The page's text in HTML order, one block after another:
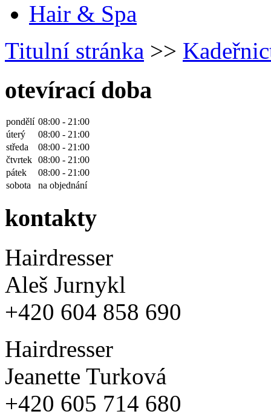
Hair & Spa
Titulní stránka >>
otevírací doba
pondělí 08:00 - 21:00
úterý
08:00 - 21:00
středa
08:00 - 21:00
čtvrtek 08:00 - 21:00
pátek
08:00 - 21:00
sobota
na objednání
kontakty
Hairdresser
Aleš Jurnykl
+420 604 858 690
Hairdresser
Jeanette Turková
+420 605 714 680